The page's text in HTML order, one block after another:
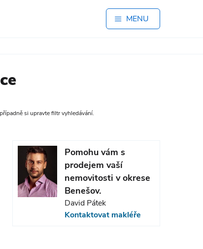
MENU
si upravte filtr vyhledávání.
Pomohu vám s
prodejem vaší
nemovitosti v okrese
Benešov.
David Pátek
Kontaktovat makléře